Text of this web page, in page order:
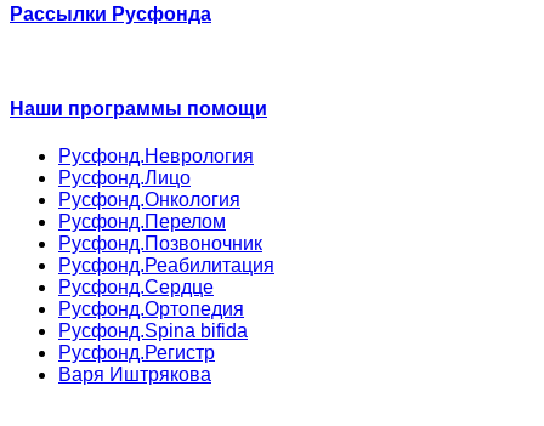
Рассылки Русфонда
Наши программы помощи
Русфонд.Неврология
Русфонд.Лицо
Русфонд.Онкология
Русфонд.Перелом
Русфонд.Позвоночник
Русфонд.Реабилитация
Русфонд.Сердце
Русфонд.Ортопедия
Русфонд.Spina bifida
Русфонд.Регистр
Варя Иштрякова